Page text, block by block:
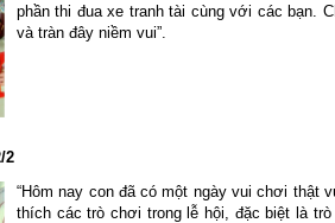
phần thi đua xe tranh tài cùng với các bạn.
và tràn đây niềm vui”.
2
“Hôm nay con đã có một ngày vui chơi thật
thích các trò chơi trong lễ hội, đặc biệt là